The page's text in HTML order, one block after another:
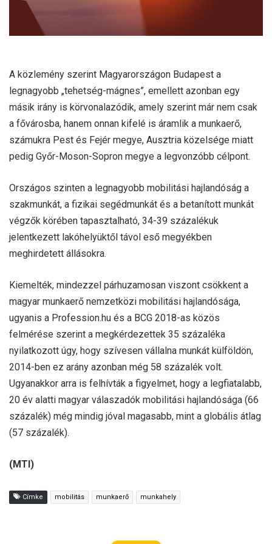
A közlemény szerint Magyarországon Budapest a
legnagyobb „tehetség-mágnes”, emellett azonban egy
másik irány is körvonalazódik, amely szerint már nem csak
a fővárosba, hanem onnan kifelé is áramlik a munkaerő,
számukra Pest és Fejér megye, Ausztria közelsége miatt
pedig Győr-Moson-Sopron megye a legvonzóbb célpont.
Országos szinten a legnagyobb mobilitási hajlandóság a
szakmunkát, a fizikai segédmunkát és a betanított munkát
végzők körében tapasztalható, 34-39 százalékuk
jelentkezett lakóhelyüktől távol eső megyékben
meghirdetett állásokra.
Kiemelték, mindezzel párhuzamosan viszont csökkent a
magyar munkaerő nemzetközi mobilitási hajlandósága,
ugyanis a Profession.hu és a BCG 2018-as közös
felmérése szerint a megkérdezettek 35 százaléka
nyilatkozott úgy, hogy szívesen vállalna munkát külföldön,
2014-ben ez arány azonban még 58 százalék volt.
Ugyanakkor arra is felhívták a figyelmet, hogy a legfiatalabb,
20 év alatti magyar válaszadók mobilitási hajlandósága (66
százalék) még mindig jóval magasabb, mint a globális átlag
(57 százalék).
(MTI)
Címke mobilitás munkaerő munkahely